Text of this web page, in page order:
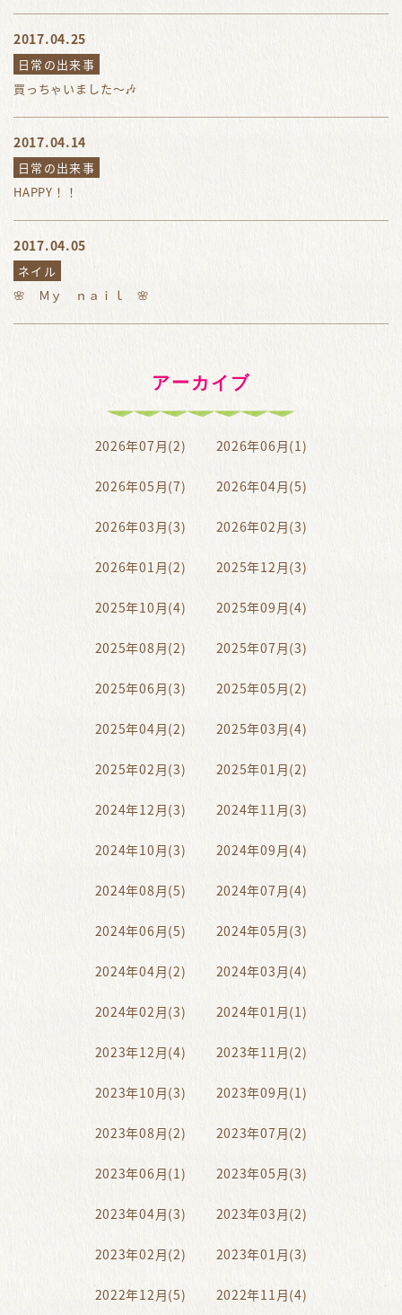
2017.04.25
日常の出来事
買っちゃいました～🎶
2017.04.14
日常の出来事
HAPPY！！
2017.04.05
ネイル
🌸 Ｍｙ ｎａｉｌ 🌸
アーカイブ
2026年07月(2) 2026年06月(1)
2026年05月(7) 2026年04月(5)
2026年03月(3) 2026年02月(3)
2026年01月(2) 2025年12月(3)
2025年10月(4) 2025年09月(4)
2025年08月(2) 2025年07月(3)
2025年06月(3) 2025年05月(2)
2025年04月(2) 2025年03月(4)
2025年02月(3) 2025年01月(2)
2024年12月(3) 2024年11月(3)
2024年10月(3) 2024年09月(4)
2024年08月(5) 2024年07月(4)
2024年06月(5) 2024年05月(3)
2024年04月(2) 2024年03月(4)
2024年02月(3) 2024年01月(1)
2023年12月(4) 2023年11月(2)
2023年10月(3) 2023年09月(1)
2023年08月(2) 2023年07月(2)
2023年06月(1) 2023年05月(3)
2023年04月(3) 2023年03月(2)
2023年02月(2) 2023年01月(3)
2022年12月(5) 2022年11月(4)